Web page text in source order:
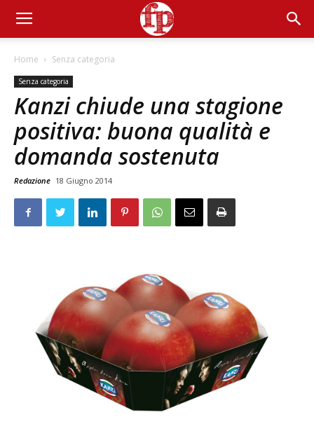
Home Senza categoria
Senza categoria
Kanzi chiude una stagione
positiva: buona qualità e
domanda sostenuta
Redazione 18 Giugno 2014